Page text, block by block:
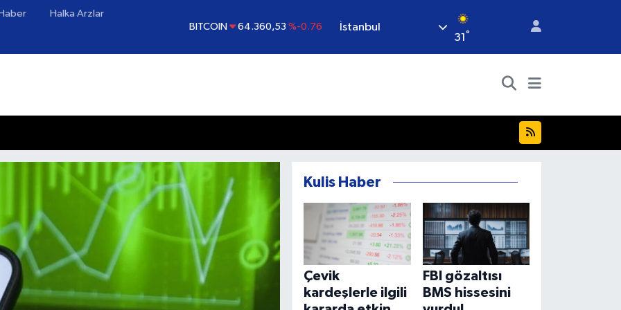
Halka Arzlar
BITCOIN 64.360,53 %-0.76
DOLAR 47,7069 %0.17
BİST100 13.887 %64
İstanbul
31 °
Kulis Haber
Çevik
kardeşlerle ilgili
FBI gözaltısı
BMS hissesini